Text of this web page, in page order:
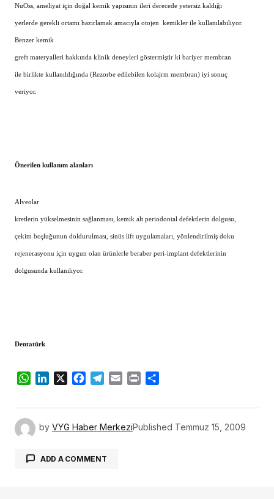
NuOss, ameliyat için doğal kemik yapısının ileri derecede yetersiz kaldığı
yerlerde gerekli ortamı hazırlamak amacıyla otojen kemikler ile kullanılabiliyor.
Benzer kemik
greft materyalleri hakkında klinik deneyleri göstermiştir ki bariyer membran
ile birlikte kullanıldığında (Rezorbe edilebilen kolajrm membran) iyi sonuç
veriyor.
Önerilen kullanım alanları
Alveolar
kretlerin yükselmesinin sağlanması, kemik alt periodontal defektlerin dolgusu,
çekim boşluğunun doldurulması, sinüs lift uygulamaları, yönlendirilmiş doku
rejenerasyonu için uygun olan ürünlerle beraber peri-implant defektlerinin
dolgusunda kullanılıyor.
Dentatürk
WhatsApp
LinkedIn
X Facebook
Telegram
Email Print
by VYG Haber MerkeziPublished Temmuz 15, 2009
ADD A COMMENT